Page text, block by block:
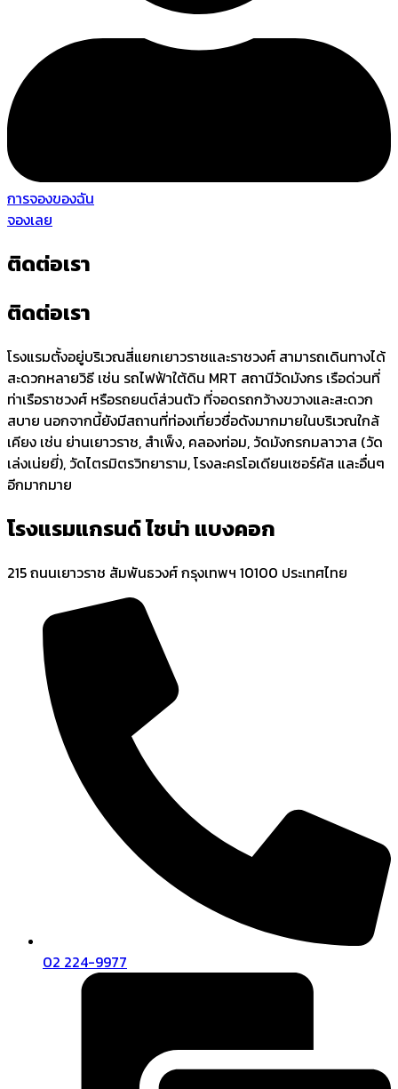
การจองของฉัน
จองเลย
ติดต่อเรา
ติดต่อเรา
โรงแรมตั้งอยู่บริเวณสี่แยกเยาวราชและราชวงศ์ สามารถเดินทางได้
สะดวกหลายวิธี เช่น รถไฟฟ้าใต้ดิน MRT สถานีวัดมังกร เรือด่วนที่
ท่าเรือราชวงศ์ หรือรถยนต์ส่วนตัว ที่จอดรถกว้างขวางและสะดวก
สบาย นอกจากนี้ยังมีสถานที่ท่องเที่ยวชื่อดังมากมายในบริเวณใกล้
เคียง เช่น ย่านเยาวราช, สำเพ็ง, คลองท่อม, วัดมังกรกมลาวาส (วัด
เล่งเน่ยยี่), วัดไตรมิตรวิทยาราม, โรงละครโอเดียนเซอร์คัส และอื่นๆ
อีกมากมาย
โรงแรมแกรนด์ ไชน่า แบงคอก
215 ถนนเยาวราช สัมพันธวงศ์ กรุงเทพฯ 10100 ประเทศไทย
02 224-9977